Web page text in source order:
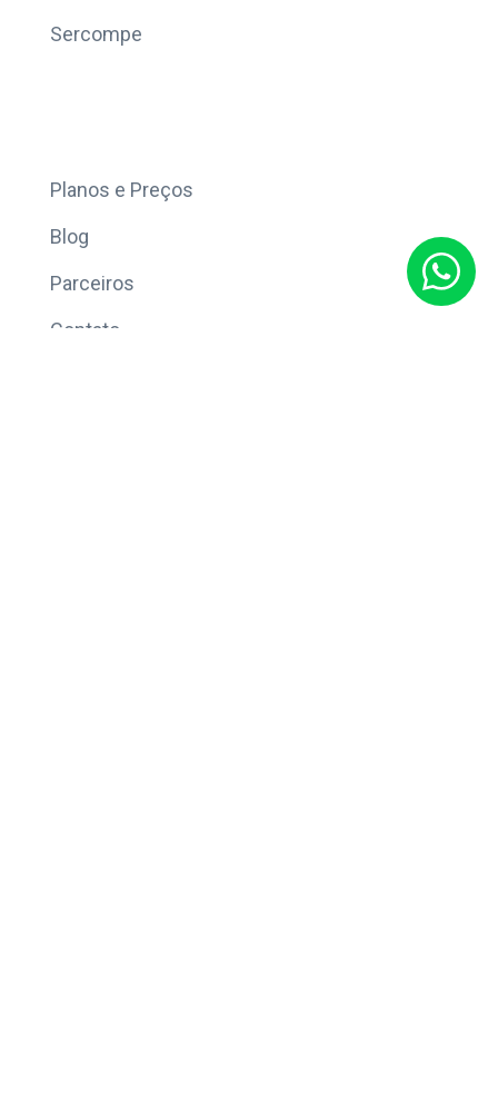
Sercompe
Planos e Preços
Blog
Parceiros
Contato